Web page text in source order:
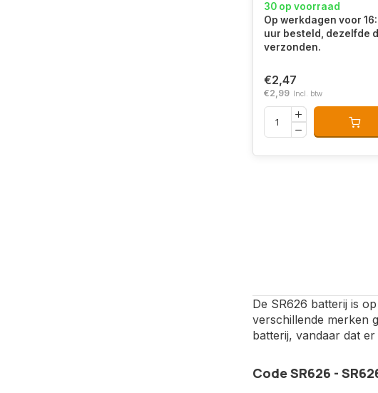
30 op voorraad
Op werkdagen voor
uur besteld, dezelfde
verzonden.
€2,47
€2,99 Incl. btw
De SR626 batterij is
verschillende merken
batterij, vandaar dat
Code SR626 -